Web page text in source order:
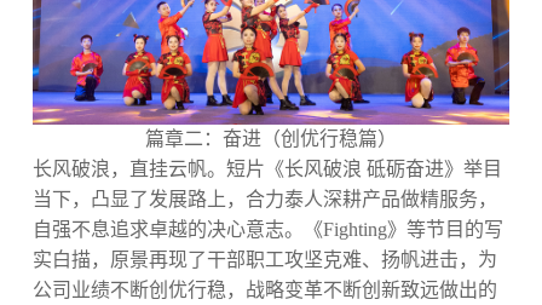
篇章二：奋进（创优行稳篇）
长风破浪，直挂云帆。短片《长风破浪 砥砺奋进》举目
当下，凸显了发展路上，合力泰人深耕产品做精服务，
自强不息追求卓越的决心意志。《Fighting》等节目的写
实白描，原景再现了干部职工攻坚克难、扬帆进击，为
公司业绩不断创优行稳，战略变革不断创新致远做出的